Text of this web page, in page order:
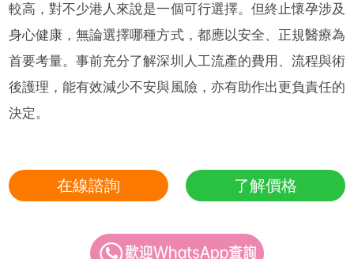
較高，對不少港人來說是一個可行選擇。但終止懷孕涉及
身心健康，無論選擇哪種方式，都應以安全、正規醫療為
首要考量。事前充分了解深圳人工流產的費用、流程與術
後護理，能有效減少不安與風險，亦有助作出更負責任的
決定。
在線諮詢 了解價格